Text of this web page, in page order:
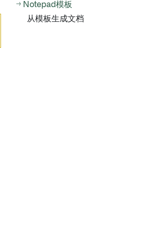
Notepad模板
从模板生成文档